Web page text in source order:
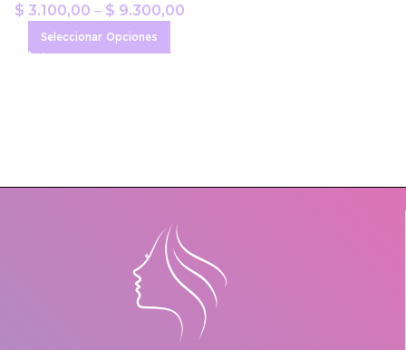
$ 3.100,00 – $ 9.300,00
Seleccionar Opciones